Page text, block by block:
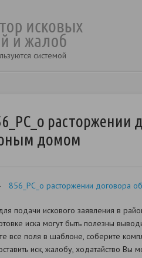
системой
расторжении
домом
856_РС_о расторжении договора
подачи искового заявления в
иска могут быть полезны
все поля в шаблоне, соберите
иск, жалобу, ходатайство Вы